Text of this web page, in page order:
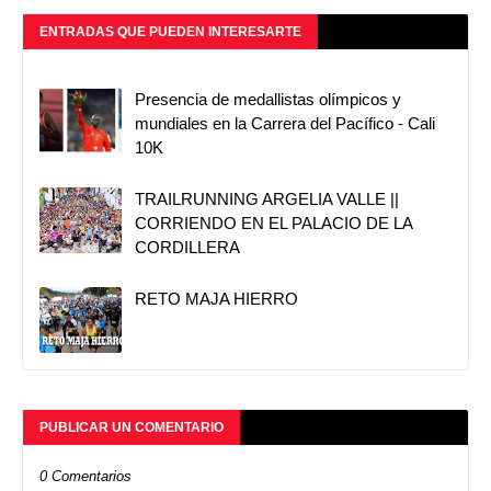
ENTRADAS QUE PUEDEN INTERESARTE
Presencia de medallistas olímpicos y
mundiales en la Carrera del Pacífico - Cali
10K
TRAILRUNNING ARGELIA VALLE ||
CORRIENDO EN EL PALACIO DE LA
CORDILLERA
RETO MAJA HIERRO
PUBLICAR UN COMENTARIO
0 Comentarios